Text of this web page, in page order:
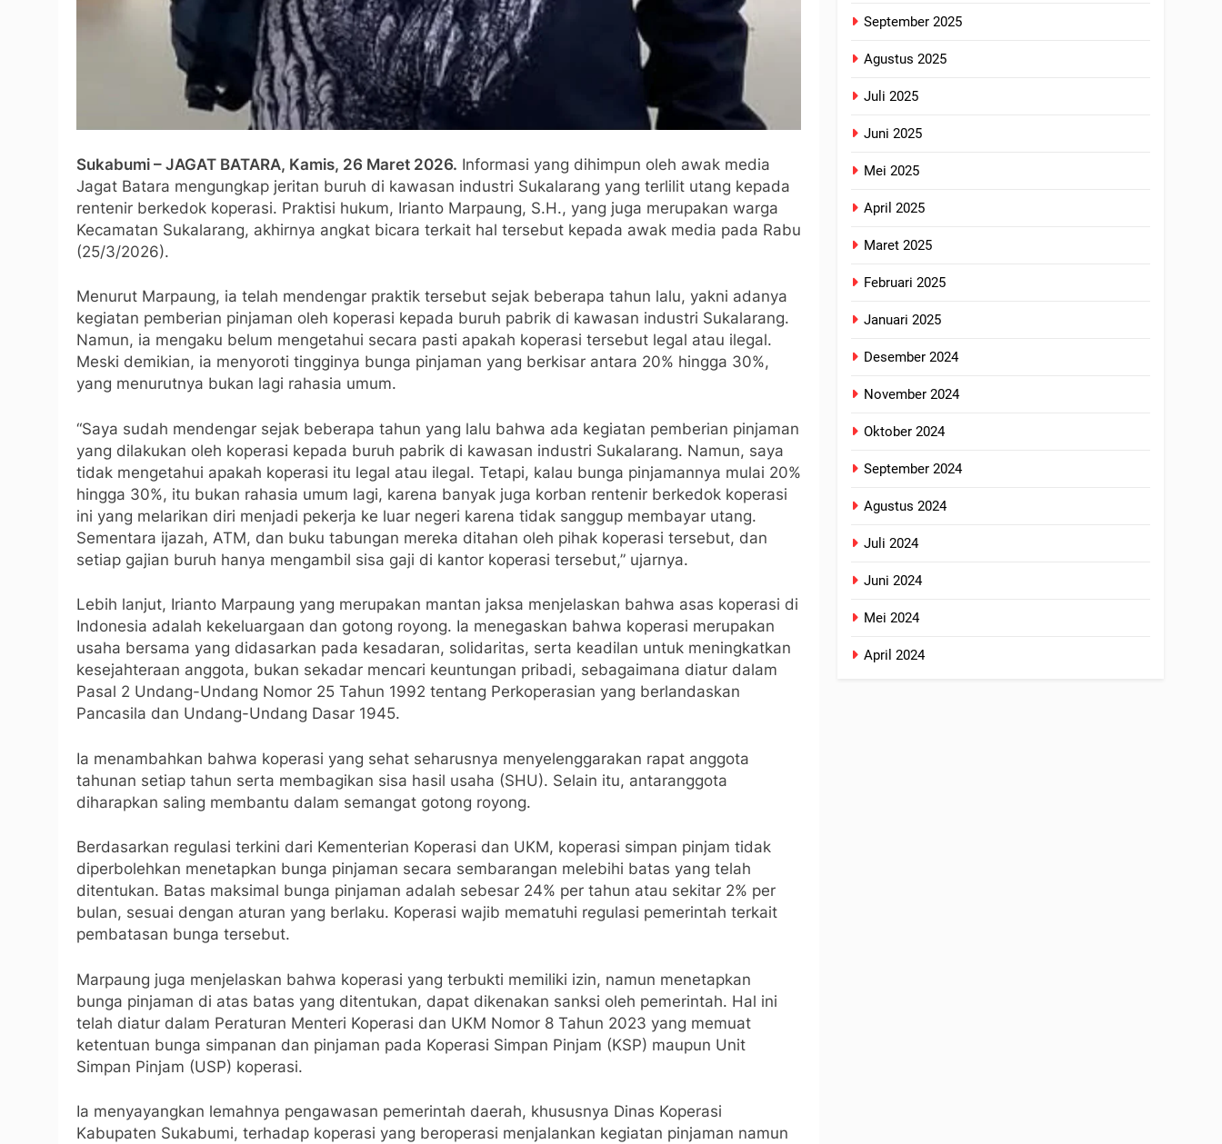
Sukabumi – JAGAT BATARA, Kamis, 26 Maret 2026. Informasi yang dihimpun oleh awak media
Jagat Batara mengungkap jeritan buruh di kawasan industri Sukalarang yang terlilit utang kepada
rentenir berkedok koperasi. Praktisi hukum, Irianto Marpaung, S.H., yang juga merupakan warga
Kecamatan Sukalarang, akhirnya angkat bicara terkait hal tersebut kepada awak media pada Rabu
(25/3/2026).
Menurut Marpaung, ia telah mendengar praktik tersebut sejak beberapa tahun lalu, yakni adanya
kegiatan pemberian pinjaman oleh koperasi kepada buruh pabrik di kawasan industri Sukalarang.
Namun, ia mengaku belum mengetahui secara pasti apakah koperasi tersebut legal atau ilegal.
Meski demikian, ia menyoroti tingginya bunga pinjaman yang berkisar antara 20% hingga 30%,
yang menurutnya bukan lagi rahasia umum.
“Saya sudah mendengar sejak beberapa tahun yang lalu bahwa ada kegiatan pemberian pinjaman
yang dilakukan oleh koperasi kepada buruh pabrik di kawasan industri Sukalarang. Namun, saya
tidak mengetahui apakah koperasi itu legal atau ilegal. Tetapi, kalau bunga pinjamannya mulai 20%
hingga 30%, itu bukan rahasia umum lagi, karena banyak juga korban rentenir berkedok koperasi
ini yang melarikan diri menjadi pekerja ke luar negeri karena tidak sanggup membayar utang.
Sementara ijazah, ATM, dan buku tabungan mereka ditahan oleh pihak koperasi tersebut, dan
setiap gajian buruh hanya mengambil sisa gaji di kantor koperasi tersebut,” ujarnya.
Lebih lanjut, Irianto Marpaung yang merupakan mantan jaksa menjelaskan bahwa asas koperasi di
Indonesia adalah kekeluargaan dan gotong royong. Ia menegaskan bahwa koperasi merupakan
usaha bersama yang didasarkan pada kesadaran, solidaritas, serta keadilan untuk meningkatkan
kesejahteraan anggota, bukan sekadar mencari keuntungan pribadi, sebagaimana diatur dalam
Pasal 2 Undang-Undang Nomor 25 Tahun 1992 tentang Perkoperasian yang berlandaskan
Pancasila dan Undang-Undang Dasar 1945.
Ia menambahkan bahwa koperasi yang sehat seharusnya menyelenggarakan rapat anggota
tahunan setiap tahun serta membagikan sisa hasil usaha (SHU). Selain itu, antaranggota
diharapkan saling membantu dalam semangat gotong royong.
Berdasarkan regulasi terkini dari Kementerian Koperasi dan UKM, koperasi simpan pinjam tidak
diperbolehkan menetapkan bunga pinjaman secara sembarangan melebihi batas yang telah
ditentukan. Batas maksimal bunga pinjaman adalah sebesar 24% per tahun atau sekitar 2% per
bulan, sesuai dengan aturan yang berlaku. Koperasi wajib mematuhi regulasi pemerintah terkait
pembatasan bunga tersebut.
Marpaung juga menjelaskan bahwa koperasi yang terbukti memiliki izin, namun menetapkan
bunga pinjaman di atas batas yang ditentukan, dapat dikenakan sanksi oleh pemerintah. Hal ini
telah diatur dalam Peraturan Menteri Koperasi dan UKM Nomor 8 Tahun 2023 yang memuat
ketentuan bunga simpanan dan pinjaman pada Koperasi Simpan Pinjam (KSP) maupun Unit
Simpan Pinjam (USP) koperasi.
Ia menyayangkan lemahnya pengawasan pemerintah daerah, khususnya Dinas Koperasi
Kabupaten Sukabumi, terhadap koperasi yang beroperasi menjalankan kegiatan pinjaman namun
September 2025
Agustus 2025
Juli 2025
Juni 2025
Mei 2025
April 2025
Maret 2025
Februari 2025
Januari 2025
Desember 2024
November 2024
Oktober 2024
September 2024
Agustus 2024
Juli 2024
Juni 2024
Mei 2024
April 2024